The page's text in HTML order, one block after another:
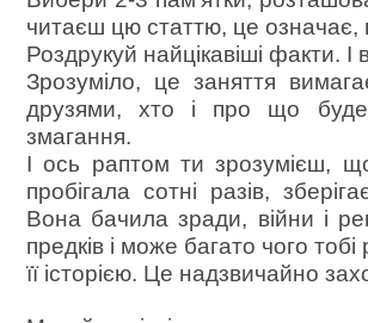
читаєш цю статтю, це означає,
Роздрукуй найцікавіші факти.
Зрозуміло, це заняття
друзями, хто і про що буде
змагання.
І ось раптом ти зрозумієш,
пробігала сотні разів,
Вона бачила зради, війни і
предків і може багато чого
її історією. Це надзвичайно